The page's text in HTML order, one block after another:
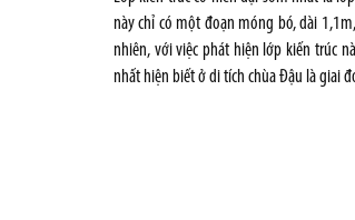
này chỉ có một đoạn móng bó, dài
nhiên, với việc phát hiện lớp kiến trúc
nhất hiện biết ở di tích chùa Đậu là giai